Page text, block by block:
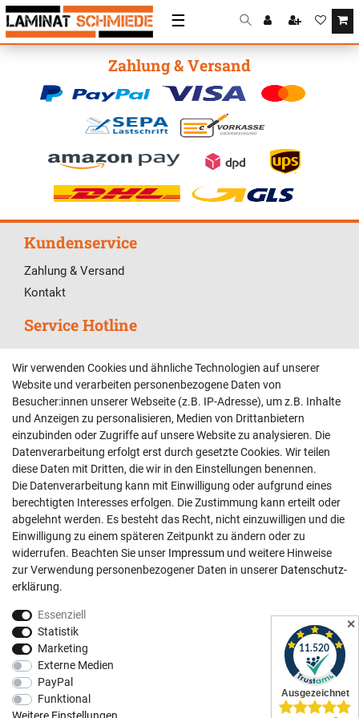
☰
Zahlung & Versand
Kundenservice
Zahlung & Versand
Kontakt
Service Hotline
02381 9878909
Mo-Fr, 9:00 - 18:00 Uhr
Sa, 9:00 - 13:00 Uhr
Kundenkonto
Registrieren
Login
Hilfe
Informationen
Impressum
Datenschutzerklärung
AGB
Vertrag widerrufen
✕
Wir verwenden Cookies und ähnliche Technologien auf unserer
Website und verarbeiten personenbezogene Daten von
Besucher:innen unserer Webseite (z.B. IP-Adresse), um z.B. Inhalte
und Anzeigen zu personalisieren, Medien von Drittanbietern
einzubinden oder Zugriffe auf unsere Website zu analysieren. Die
Datenverarbeitung erfolgt erst durch gesetzte Cookies. Wir teilen
diese Daten mit Dritten, die wir in den Einstellungen benennen.
Die Datenverarbeitung kann mit Einwilligung oder aufgrund eines
berechtigten Interesses erfolgen. Die Zustimmung kann erteilt oder
abgelehnt werden. Es besteht das Recht, nicht einzuwilligen und die
Einwilligung zu einem späteren Zeitpunkt zu ändern oder zu
widerrufen. Beachten Sie unser Impressum und weitere Hinweise
zur Verwendung personenbezogener Daten in unserer Daten­schutz­
erklärung.
Essenziell
Statistik
Marketing
Externe Medien
PayPal
Funktional